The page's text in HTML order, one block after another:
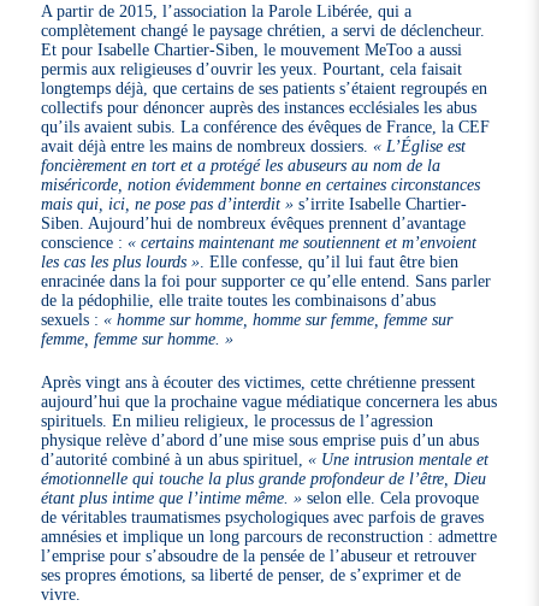
A partir de 2015, l’association la Parole Libérée, qui a
complètement changé le paysage chrétien, a servi de déclencheur.
Et pour Isabelle Chartier-Siben, le mouvement MeToo a aussi
permis aux religieuses d’ouvrir les yeux. Pourtant, cela faisait
longtemps déjà, que certains de ses patients s’étaient regroupés en
collectifs pour dénoncer auprès des instances ecclésiales les abus
qu’ils avaient subis. La conférence des évêques de France, la CEF
avait déjà entre les mains de nombreux dossiers.« L’Église est
foncièrement en tort et a protégé les abuseurs au nom de la
miséricorde, notion évidemment bonne en certaines circonstances
mais qui, ici, ne pose pas d’interdit » s’irrite Isabelle Chartier-
Siben. Aujourd’hui de nombreux évêques prennent d’avantage
conscience :« certains maintenant me soutiennent et m’envoient
les cas les plus lourds ». Elle confesse, qu’il lui faut être bien
enracinée dans la foi pour supporter ce qu’elle entend. Sans parler
de la pédophilie, elle traite toutes les combinaisons d’abus
sexuels :« homme sur homme, homme sur femme, femme sur
femme, femme sur homme. »
Après vingt ans à écouter des victimes, cette chrétienne pressent
aujourd’hui que la prochaine vague médiatique concernera les abus
spirituels. En milieu religieux, le processus de l’agression
physique relève d’abord d’une mise sous emprise puis d’un abus
d’autorité combiné à un abus spirituel,« Une intrusion mentale et
émotionnelle qui touche la plus grande profondeur de l’être, Dieu
étant plus intime que l’intime même. » selon elle. Cela provoque
de véritables traumatismes psychologiques avec parfois de graves
amnésies et implique un long parcours de reconstruction : admettre
l’emprise pour s’absoudre de la pensée de l’abuseur et retrouver
ses propres émotions, sa liberté de penser, de s’exprimer et de
vivre.